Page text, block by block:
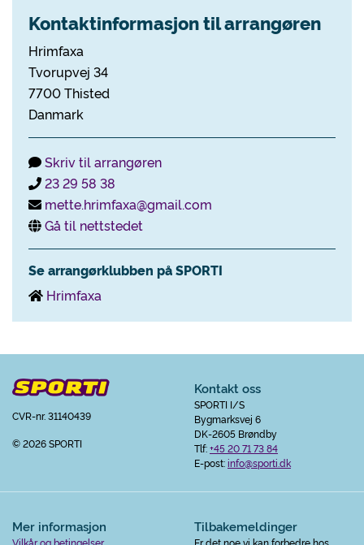
Kontaktinformasjon til arrangøren
Hrimfaxa
Tvorupvej 34
7700 Thisted
Danmark
Skriv til arrangøren
23 29 58 38
mette.hrimfaxa@gmail.com
Gå til nettstedet
Se arrangørklubben på SPORTI
Hrimfaxa
CVR-nr. 31140439
© 2026 SPORTI
Kontakt oss
SPORTI I/S
Bygmarksvej 6
DK-2605 Brøndby
Tlf:+45 20 71 73 84
E-post:info@sporti.dk
Mer informasjon
Vilkår og betingelser
Tilbakemeldinger
Er det noe vi kan forbedre hos